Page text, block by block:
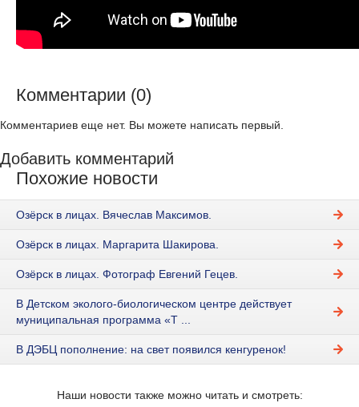
Комментарии (0)
Комментариев еще нет. Вы можете написать первый.
Добавить комментарий
Похожие новости
Озёрск в лицах. Вячеслав Максимов.
Озёрск в лицах. Маргарита Шакирова.
Озёрск в лицах. Фотограф Евгений Гецев.
В Детском эколого-биологическом центре действует
муниципальная программа «Т ...
В ДЭБЦ пополнение: на свет появился кенгуренок!
Наши новости также можно читать и смотреть: